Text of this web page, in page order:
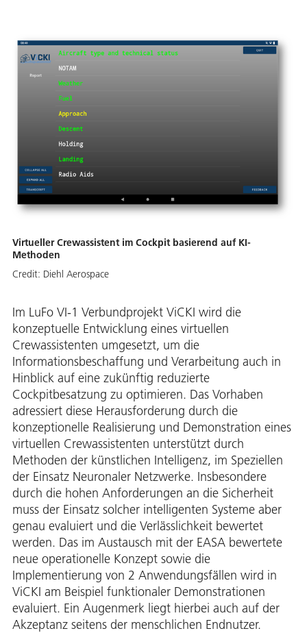
Virtueller Crewassistent im Cockpit basierend auf KI-
Methoden
Credit: Diehl Aerospace
Im LuFo VI-1 Verbundprojekt ViCKI wird die
konzeptuelle Entwicklung eines virtuellen
Crewassistenten umgesetzt, um die
Informationsbeschaffung und Verarbeitung auch in
Hinblick auf eine zukünftig reduzierte
Cockpitbesatzung zu optimieren. Das Vorhaben
adressiert diese Herausforderung durch die
konzeptionelle Realisierung und Demonstration eines
virtuellen Crewassistenten unterstützt durch
Methoden der künstlichen Intelligenz, im Speziellen
der Einsatz Neuronaler Netzwerke. Insbesondere
durch die hohen Anforderungen an die Sicherheit
muss der Einsatz solcher intelligenten Systeme aber
genau evaluiert und die Verlässlichkeit bewertet
werden. Das im Austausch mit der EASA bewertete
neue operationelle Konzept sowie die
Implementierung von 2 Anwendungsfällen wird in
ViCKI am Beispiel funktionaler Demonstrationen
evaluiert. Ein Augenmerk liegt hierbei auch auf der
Akzeptanz seitens der menschlichen Endnutzer.​